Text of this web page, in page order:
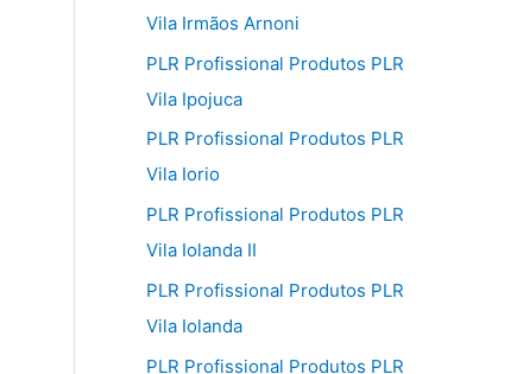
Vila Irmãos Arnoni
PLR Profissional Produtos PLR
Vila Ipojuca
PLR Profissional Produtos PLR
Vila Iorio
PLR Profissional Produtos PLR
Vila Iolanda II
PLR Profissional Produtos PLR
Vila Iolanda
PLR Profissional Produtos PLR